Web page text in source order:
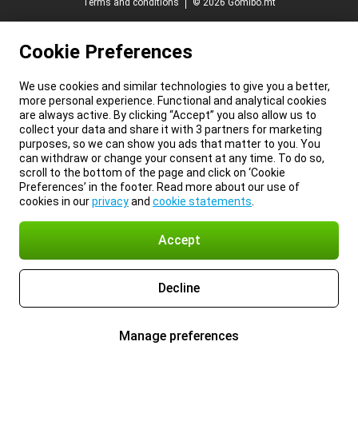
Terms and conditions
© 2026 Gomibo.mt
Cookie Preferences
We use cookies and similar technologies to give you a better,
more personal experience. Functional and analytical cookies
are always active. By clicking “Accept” you also allow us to
collect your data and share it with 3 partners for marketing
purposes, so we can show you ads that matter to you. You
can withdraw or change your consent at any time. To do so,
scroll to the bottom of the page and click on ‘Cookie
Preferences’ in the footer. Read more about our use of
cookies in ourprivacyand cookie statements
Accept
Decline
Manage preferences